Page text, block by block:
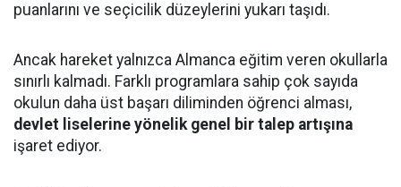
puanlarını ve seçicilik düzeylerini yukarı taşıdı.
Ancak hareket yalnızca Almanca eğitim veren okullarla
sınırlı kalmadı. Farklı programlara sahip çok sayıda
okulun daha üst başarı diliminden öğrenci alması,
devlet liselerine yönelik genel bir talep artışına
işaret ediyor.